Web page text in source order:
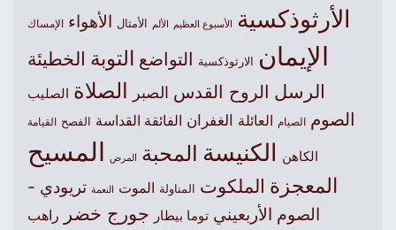
الأرثوذكسية الأسبوع العظيم الألم الأمثال الأهواء الإمساك
الإيمان الارثوذكسية التواضع التوبة الخطيئة
الرسل الروح القدس الصبر الصلاة الصليب
الصوم الصيام العائلة الغفران الفائقة القداسة الفصح القيامة
الكاهن الكنيسةالمحبة المرض المسيح
المعجزة الملكوت المناولة الموت النعمة تريودي -
الصوم الأربعيني توما بيطار جورج خضر راهب